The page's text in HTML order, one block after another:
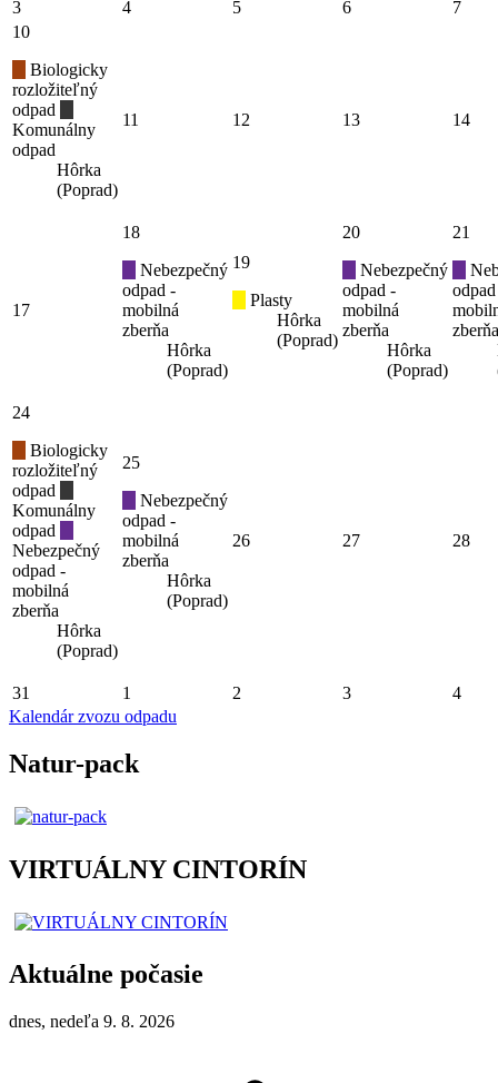
3 4 5 6
7
10
Biologicky
rozložiteľný
odpad
Komunálny
odpad
Hôrka
(Poprad)
11 12 13 14
17
18
Nebezpečný
odpad -
mobilná
zberňa
Hôrka
(Poprad)
19
Plasty
Hôrka
(Poprad)
20
Nebezpečný
odpad -
mobilná
zberňa
Hôrka
(Poprad)
21
zberňa
24
Biologicky
rozložiteľný
odpad
Komunálny
odpad
Nebezpečný
odpad -
mobilná
zberňa
Hôrka
(Poprad)
25
Nebezpečný
odpad -
mobilná
zberňa
Hôrka
(Poprad)
26 27 28
31 1 2 3
4
Kalendár zvozu odpadu
Natur-pack
VIRTUÁLNY CINTORÍN
Aktuálne počasie
dnes, nedeľa 9. 8. 2026